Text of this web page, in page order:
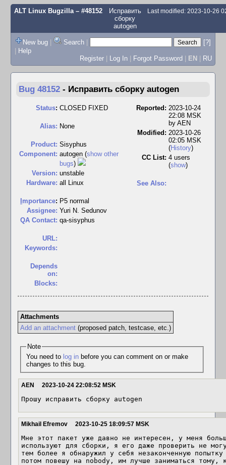
ALT Linux Bugzilla– #48152
Исправить
сборку
autogen
Last modified: 2023-10-26
New bug | Search |
[?]
| Help
Register | Log In | Forgot Password | EN | RU
Bug 48152 - Исправить сборку autogen
Status: CLOSED FIXED
Alias: None
Product: Sisyphus
Component: autogen (show other
bugs)
Version: unstable
Hardware: all Linux
mportance: P5 normal
Assignee: Yuri N. Sedunov
QA Contact: qa-sisyphus
URL:
Keywords:
Depends
on:
Blocks:
Reported: 2023-10-24
22:08 MSK
by AEN
Modified: 2023-10-26
02:05 MSK
(History)
CC List: 4 users
(show)
See Also:
Attachments
Add an attachment(proposed patch, testcase, etc.)
Note
You need to log inbefore you can comment on or make
changes to this bug.
AEN 2023-10-24 22:08:52 MSK
Прошу исправить сборку autogen
Mikhail Efremov 2023-10-25 18:09:57 MSK
Мне этот пакет уже давно не интересен, у меня
используют для сборки, я его даже проверить не
тем более я обнаружил у себя незаконченную
потом повешу на nobody, им лучше заниматься тому,